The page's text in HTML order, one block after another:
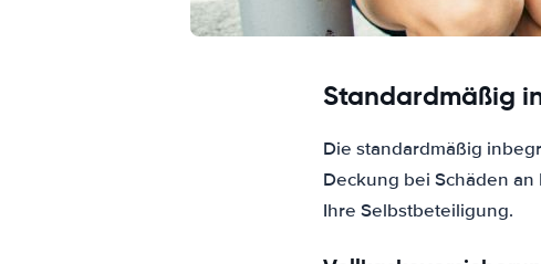
Standardmäßig
Die standardmäßig
Deckung bei Schäden
Ihre Selbstbeteiligung.